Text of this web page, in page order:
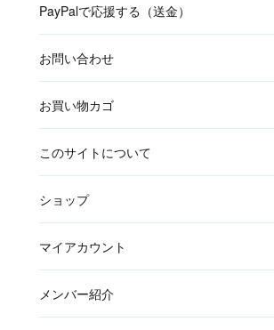
PayPalで応援する（送金）
お問い合わせ
お買い物カゴ
このサイトについて
ショップ
マイアカウント
メンバー紹介